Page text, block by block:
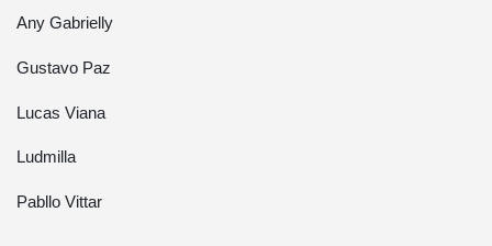
Any Gabrielly
Gustavo Paz
Lucas Viana
Ludmilla
Pabllo Vittar